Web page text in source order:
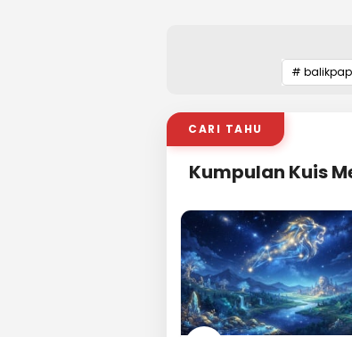
#
CARI TAHU
Kumpulan Kuis